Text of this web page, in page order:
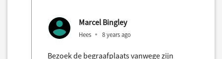
Marcel Bingley
Hees 8 years ago
Bezoek de begraafplaats vanwege zijn